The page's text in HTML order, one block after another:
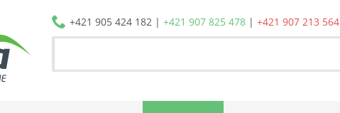
+421 905 424 182| +421 907 825 478| +421 907 213 564